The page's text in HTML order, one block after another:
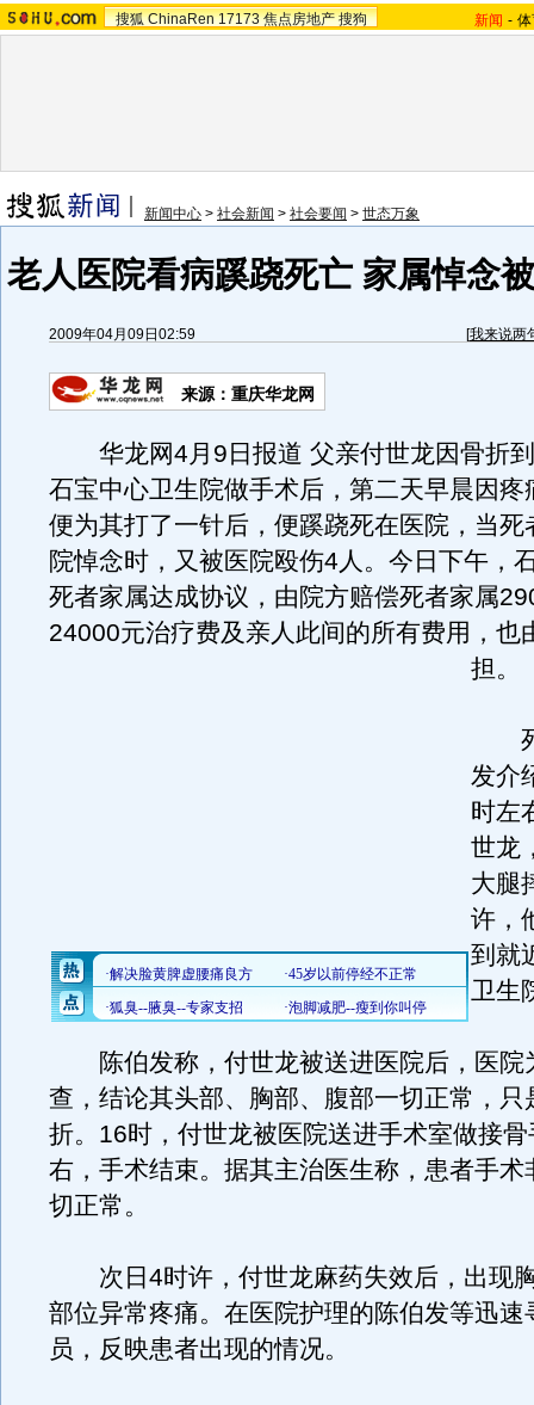
搜狐 ChinaRen 17173 焦点房地产 搜狗 新闻 -
新闻中心 > 社会新闻 > 社会要闻 > 世态万象
老人医院看病蹊跷死亡 家属悼念
2009年04月09日02:59 [我来说两
来源：重庆华龙网
华龙网4月9日报道 父亲付世龙因骨折
石宝中心卫生院做手术后，第二天早晨因疼
便为其打了一针后，便蹊跷死在医院，当死
院悼念时，又被医院殴伤4人。今日下午，
死者家属达成协议，由院方赔偿死者家属
24000元治疗费及亲人此间的所有费用，也
担。
死
发介
时左
世龙
大腿
许，
到就
卫生
陈伯发称，付世龙被送进医院后，医院
查，结论其头部、胸部、腹部一切正常，只
折。16时，付世龙被医院送进手术室做接
右，手术结束。据其主治医生称，患者手术
切正常。
次日4时许，付世龙麻药失效后，出现
部位异常疼痛。在医院护理的陈伯发等迅速
员，反映患者出现的情况。